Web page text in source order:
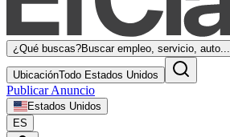
¿Qué buscas?Buscar empleo, servicio, auto...
UbicaciónTodo Estados Unidos
Publicar Anuncio
Estados Unidos
ES